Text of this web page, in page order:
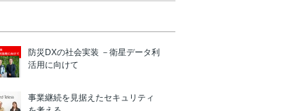
防災DXの社会実装 －衛星データ利
活用に向けて
事業継続を見据えたセキュリティ